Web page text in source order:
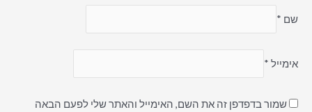
שם *
אימייל *
שמור בדפדפן זה את השם, האימייל והאתר שלי לפעם הבאה